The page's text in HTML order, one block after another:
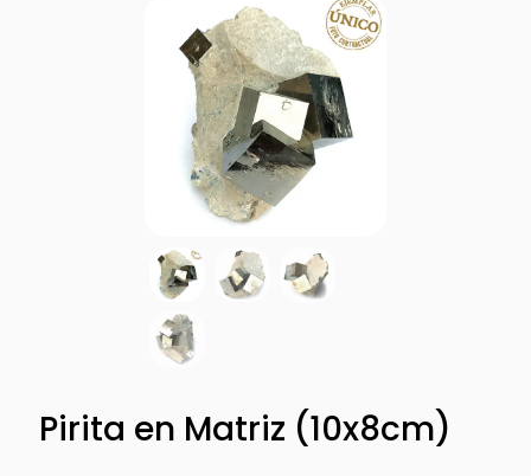
Pirita en Matriz (10x8cm)